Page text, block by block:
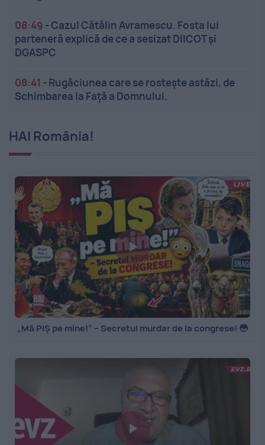
08:49 -Cazul Cătălin Avramescu. Fosta lui
parteneră explică de ce a sesizat DIICOT și
DGASPC
08:41 - Rugăciunea care se rostește astăzi, de
Schimbarea la Față a Domnului.
HAI România!
„Mă PIȘ pe mine!” – Secretul murdar de la congrese! 😳